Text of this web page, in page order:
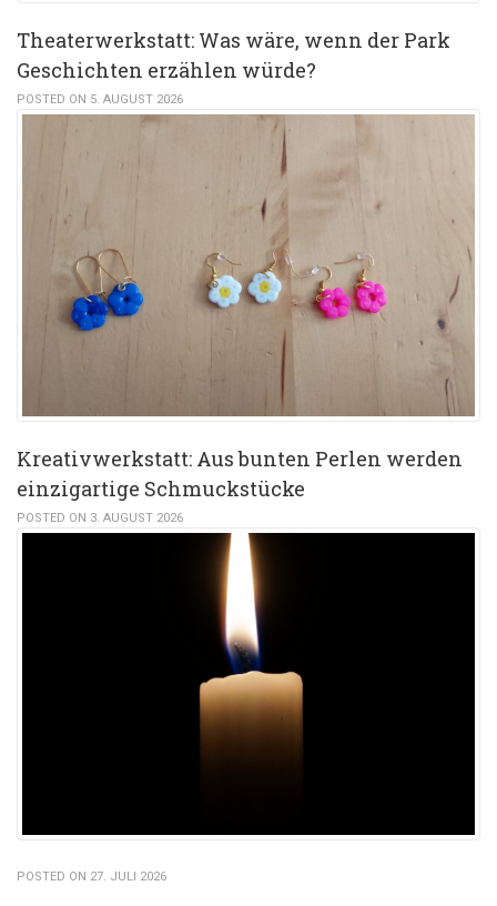
Theaterwerkstatt: Was wäre, wenn der Park
Geschichten erzählen würde?
POSTED ON 5. AUGUST 2026
Kreativwerkstatt: Aus bunten Perlen werden
einzigartige Schmuckstücke
POSTED ON 3. AUGUST 2026
POSTED ON 27. JULI 2026